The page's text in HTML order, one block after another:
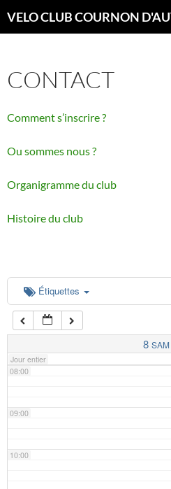
auVELO CLUB COURNON
CONTACT
Comment s’inscrire ?
Ou sommes nous ?
Organigramme du club
Histoire du club
Étiquettes
8 SAM
Jour entier
00:00
01:00
02:00
06:00
07:00
08:00
09:00
10:00